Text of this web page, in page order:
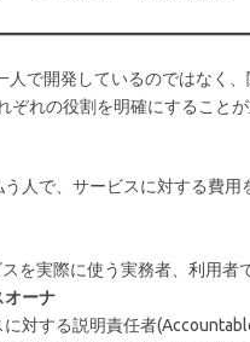
人で開発しているのではなく、
ぞれの役割を明確にすることが
う人で、サービスに対する費用
を実際に使う実務者、利用者
オーナ
対する説明責任者